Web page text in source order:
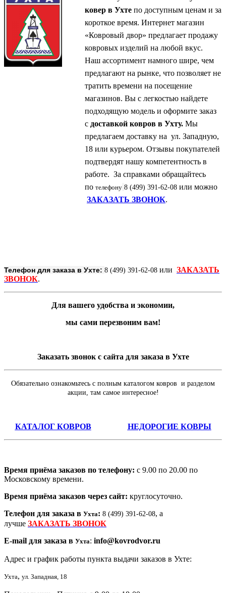
ковер в Ухте по доступным ценам и за
короткое время. Интернет магазин
«Ковровый двор» предлагает продажу
ковровых изделий на любой вкус.
Наш ассортимент намного шире, чем
предлагают на рынке, что позволяет не
тратить времени на посещение
магазинов. Вы с легкостью найдете
подходящую модель и оформите заказ
с доставкой ковров в Ухту. Мы
предлагаем доставку на ул. Западную,
18 или курьером. Отзывы покупателей
подтвердят нашу компетентность в
работе. За справками обращайтесь
по телефону 8 (499) 391-62-08 или можно
ЗАКАЗАТЬ ЗВОНОК.
Телефон для заказа в Ухте: 8 (499) 391-62-08 или ЗАКАЗАТЬ
ЗВОНОК.
Для вашего удобства и экономии,
мы сами перезвоним вам!
Заказать звонок с сайта для заказа в Ухте
Обязательно ознакомьтесь с полным каталогом ковров и разделом
акции, там самое интересное!
КАТАЛОГ КОВРОВ НЕДОРОГИЕ КОВРЫ
Время приёма заказов по телефону: с 9.00 по 20.00 по
Московскому времени.
Время приёма заказов через сайт: круглосуточно.
Телефон для заказа в Ухта: 8 (499) 391-62-08, а
лучше ЗАКАЗАТЬ ЗВОНОК
E-mail для заказа в Ухта: info@kovrodvor.ru
Адрес и график работы пункта выдачи заказов в Ухте:
Ухта, ул. Западная, 18